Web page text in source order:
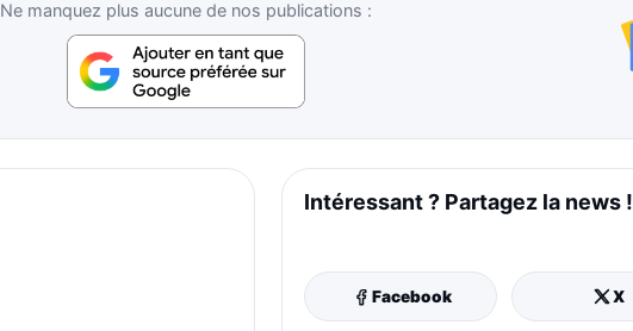
Ne manquez plus aucune de nos publications :
Intéressant ? Partagez la news !
Facebook X